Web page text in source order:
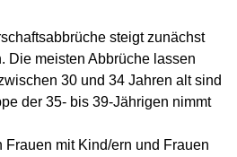
steigt zunächst
Die meisten Abbrüche lassen
30 und 34 Jahren alt sind
der 35- bis 39-Jährigen nimmt
Frauen mit Kind/ern und Frauen